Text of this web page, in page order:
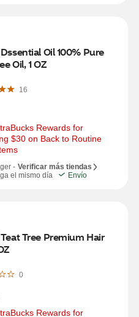
Oil 100% Pure
Oil, 1 OZ
16
Rewards for
$30 on Back to Routine
- Verificar más tiendas
el mismo día
Envío
Tree Premium Hair
0
Rewards for